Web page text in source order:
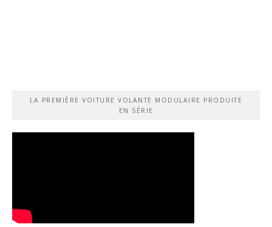
LA PREMIÈRE VOITURE VOLANTE MODULAIRE PRODUITE
EN SÉRIE